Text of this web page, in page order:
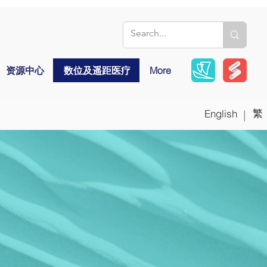
资源中心 数位及遥距医疗 More
English | 繁